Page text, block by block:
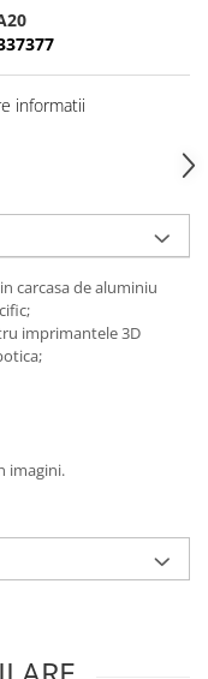
informatii
carcasa de aluminiu
imprimantele 3D
imagini.